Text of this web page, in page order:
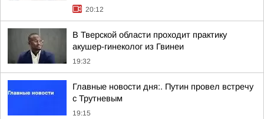
20:12
В Тверской области проходит практику
акушер-гинеколог из Гвинеи
19:32
Главные новости дня:. Путин провел встречу
с Трутневым
19:15